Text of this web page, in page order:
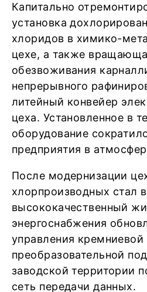
Капитально
установка
хлоридов в химико-
цехе, а также
обезвоживания
непрерывного
литейный конвейер
цеха. Установленное в
оборудование
предприятия в
После модернизации
хлорпроизводных стал
высококачественный
энергоснабжения
управления кремниевой
преобразовательной
заводской территории
сеть передачи данных.